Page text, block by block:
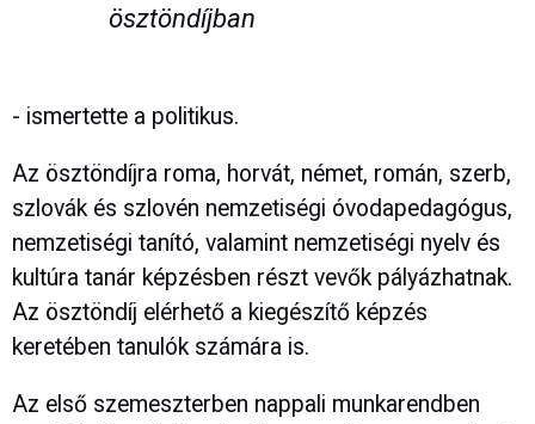
ösztöndíjban
- ismertette a politikus.
Az ösztöndíjra roma, horvát, német, román, szerb,
szlovák és szlovén nemzetiségi óvodapedagógus,
nemzetiségi tanító, valamint nemzetiségi nyelv és
kultúra tanár képzésben részt vevők pályázhatnak.
Az ösztöndíj elérhető a kiegészítő képzés
keretében tanulók számára is.
Az első szemeszterben nappali munkarendben